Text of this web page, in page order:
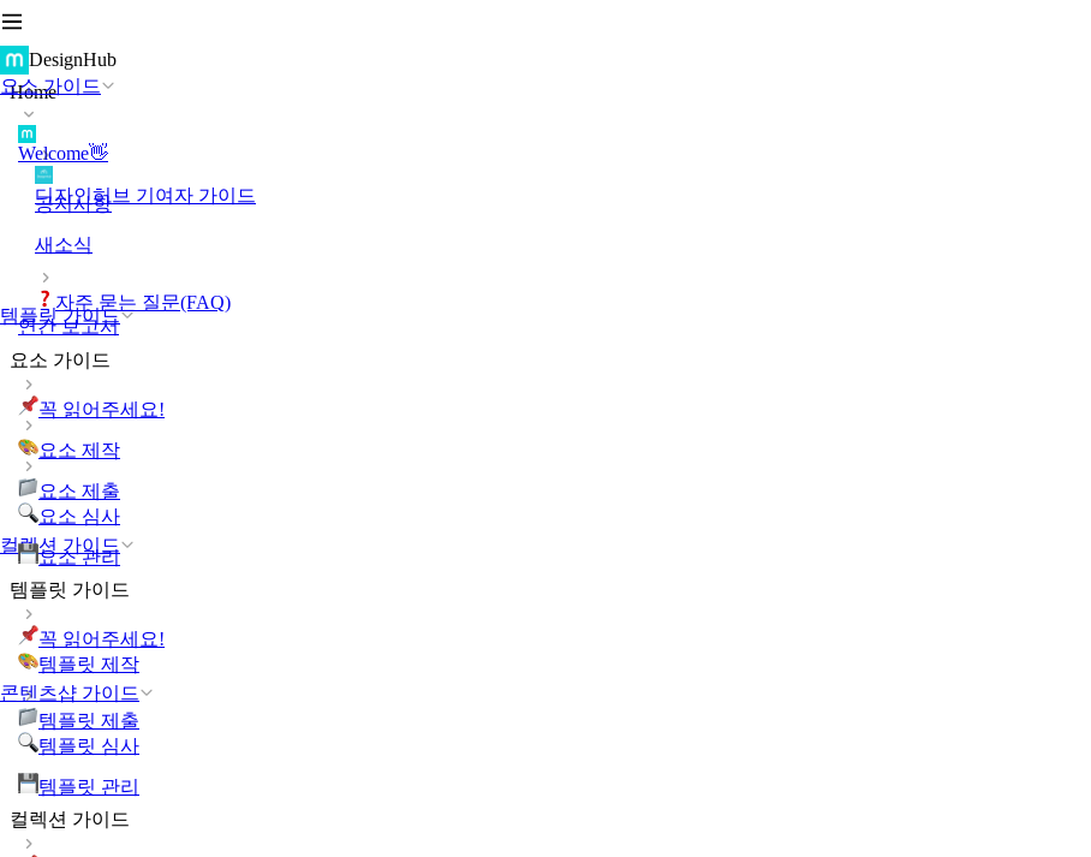
DesignHub
요소 가이드
템플릿 가이드
컬렉션 가이드
콘텐츠샵 가이드
Home
Welcome👋
디자인허브 기여자 가이드
공지사항
새소식
자주 묻는 질문(FAQ)
연간 보고서
요소 가이드
꼭 읽어주세요!
요소 제작
요소 제출
요소 심사
요소 관리
템플릿 가이드
꼭 읽어주세요!
템플릿 제작
템플릿 제출
템플릿 심사
템플릿 관리
컬렉션 가이드